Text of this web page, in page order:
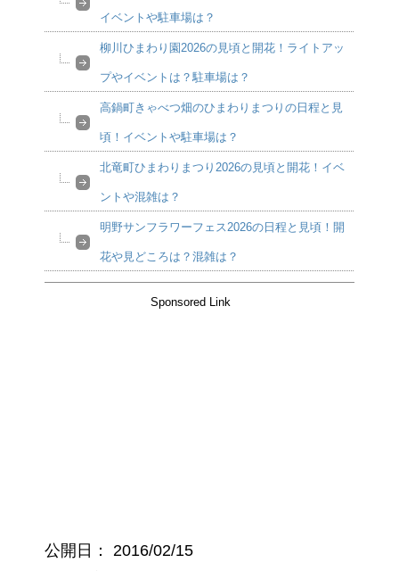
イベントや駐車場は？
柳川ひまわり園2026の見頃と開花！ライトアッ
プやイベントは？駐車場は？
高鍋町きゃべつ畑のひまわりまつりの日程と見
頃！イベントや駐車場は？
北竜町ひまわりまつり2026の見頃と開花！イベ
ントや混雑は？
明野サンフラワーフェス2026の日程と見頃！開
花や見どころは？混雑は？
Sponsored Link
公開日： 2016/02/15